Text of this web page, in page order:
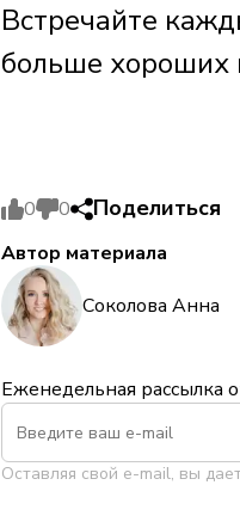
Встречайте
больше хороших
0 0 Поделиться
Автор материала
Соколова Анна
Еженедельная рассылка
Оставляя свой e-mail, вы